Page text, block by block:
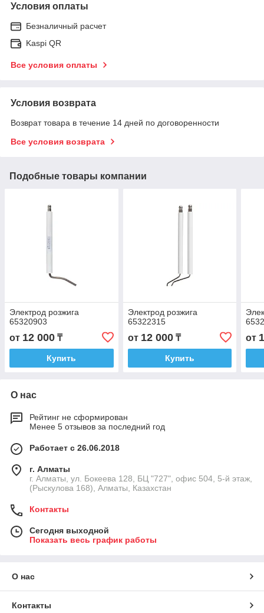
Условия оплаты
Безналичный расчет
Kaspi QR
Все условия оплаты
Условия возврата
Возврат товара в течение 14 дней по договоренности
Все условия возврата
Подобные товары компании
Электрод розжига
65320903
от 12 000 ₸
Купить
Электрод розжига
65322315
от 12 000₸
Купить
от
О нас
Рейтинг не сформирован
Менее 5 отзывов за последний год
Работает с 26.06.2018
г. Алматы
г. Алматы, ул. Бокеева 128, БЦ "727", офис 504, 5-й этаж,
(Рыскулова 168), Алматы, Казахстан
Контакты
Сегодня выходной
Показать весь график работы
О нас
Контакты